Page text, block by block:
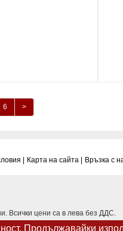
Продължавайки
6 >
| Карта на сайта | Връзка с
Всички цени са в лева без ДДС.